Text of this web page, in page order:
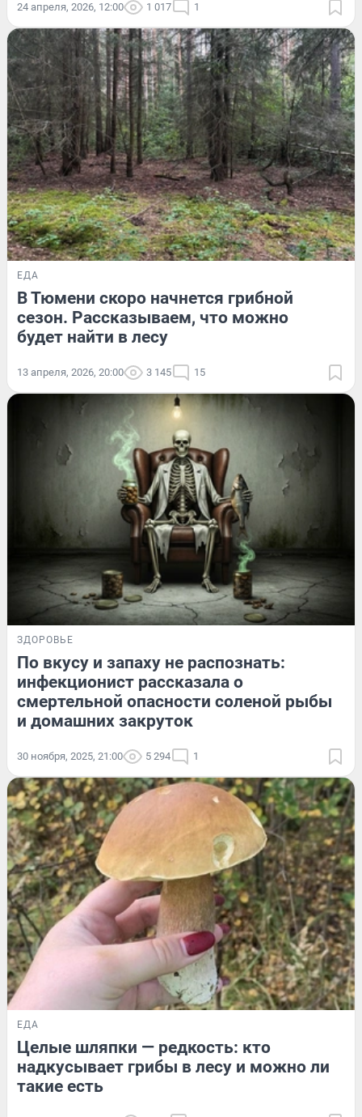
24 апреля, 2026, 12:00 1 017 1
ЕДА
В Тюмени скоро начнется грибной
сезон. Рассказываем, что можно
будет найти в лесу
13 апреля, 2026, 20:00 3 145 15
ЗДОРОВЬЕ
По вкусу и запаху не распознать:
инфекционист рассказала о
смертельной опасности соленой рыбы
и домашних закруток
30 ноября, 2025, 21:00 5 294 1
ЕДА
Целые шляпки — редкость: кто
надкусывает грибы в лесу и можно ли
такие есть